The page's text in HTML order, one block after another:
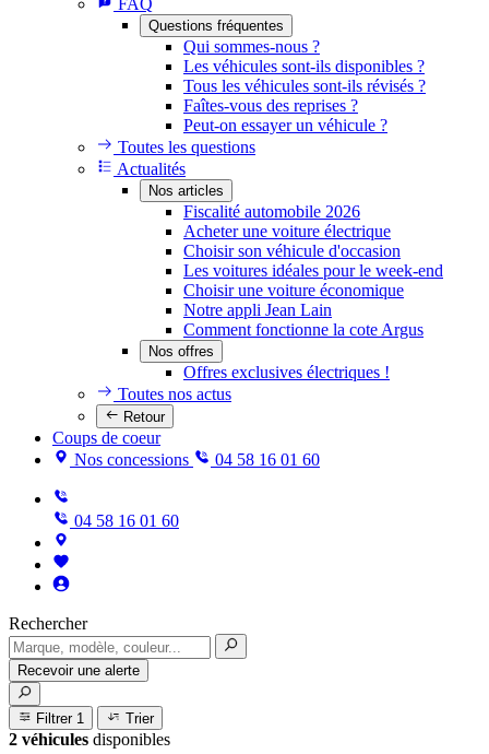
FAQ
Questions fréquentes
Qui sommes-nous ?
Les véhicules sont-ils disponibles ?
Tous les véhicules sont-ils révisés ?
Faîtes-vous des reprises ?
Peut-on essayer un véhicule ?
Toutes les questions
Actualités
Nos articles
Fiscalité automobile 2026
Acheter une voiture électrique
Choisir son véhicule d'occasion
Les voitures idéales pour le week-end
Choisir une voiture économique
Notre appli Jean Lain
Comment fonctionne la cote Argus
Nos offres
Offres exclusives électriques !
Toutes nos actus
Retour
Coups de coeur
Nos concessions
04 58 16 01 60
04 58 16 01 60
Rechercher
Recevoir une alerte
Filtrer 1 Trier
2 véhicules disponibles